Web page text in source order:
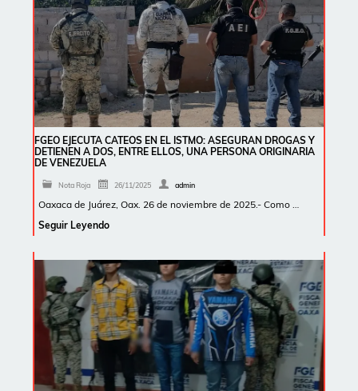
FGEO EJECUTA CATEOS EN EL ISTMO: ASEGURAN DROGAS Y
DETIENEN A DOS, ENTRE ELLOS, UNA PERSONA ORIGINARIA
DE VENEZUELA
Nota Roja 26/11/2025 admin
Oaxaca de Juárez, Oax. 26 de noviembre de 2025.- Como …
Seguir Leyendo